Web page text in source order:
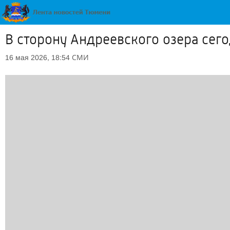
В сторону Андреевского озера
16 мая 2026, 18:54 СМИ